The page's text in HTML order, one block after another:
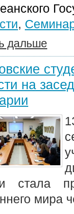
,
дальше
на
стала
мира